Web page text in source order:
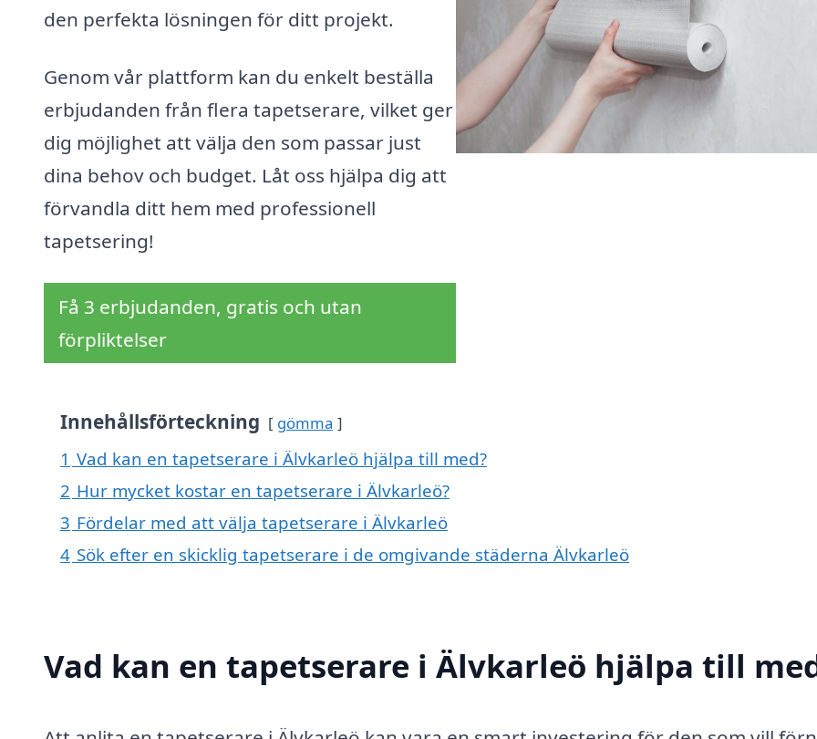
den perfekta lösningen för ditt projekt.
Genom vår plattform kan du enkelt beställa
erbjudanden från flera tapetserare, vilket ger
dig möjlighet att välja den som passar just
dina behov och budget. Låt oss hjälpa dig att
förvandla ditt hem med professionell
tapetsering!
Få 3 erbjudanden, gratis och utan
förpliktelser
Innehållsförteckning gömma
1 Vad kan en tapetserare i Älvkarleö hjälpa till med?
2 Hur mycket kostar en tapetserare i Älvkarleö?
3 Fördelar med att välja tapetserare i Älvkarleö
4 Sök efter en skicklig tapetserare i de omgivande städerna Älvkarleö
Vad kan en tapetserare i Älvkarleö hjälpa till